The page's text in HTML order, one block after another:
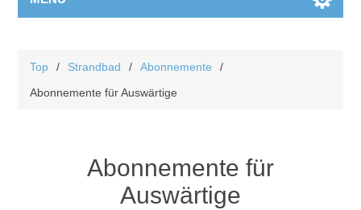
Top / Strandbad / Abonnemente
/
Abonnemente für Auswärtige
Abonnemente für
Auswärtige